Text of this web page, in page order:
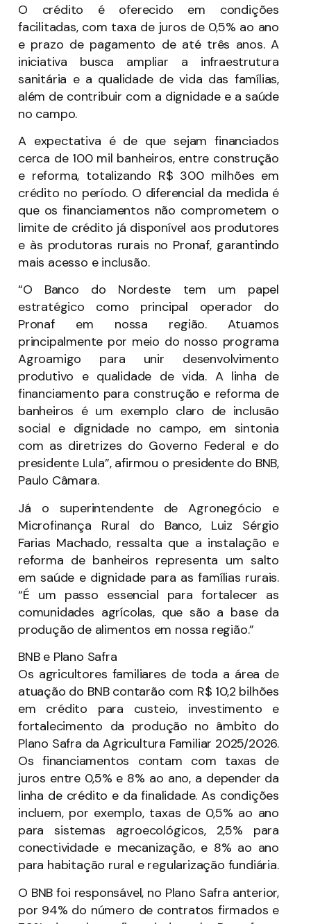
O crédito é oferecido em condições
facilitadas, com taxa de juros de 0,5% ao ano
e prazo de pagamento de até três anos. A
iniciativa busca ampliar a infraestrutura
sanitária e a qualidade de vida das famílias,
além de contribuir com a dignidade e a saúde
no campo.
A expectativa é de que sejam financiados
cerca de 100 mil banheiros, entre construção
e reforma, totalizando R$ 300 milhões em
crédito no período. O diferencial da medida é
que os financiamentos não comprometem o
limite de crédito já disponível aos produtores
e às produtoras rurais no Pronaf, garantindo
mais acesso e inclusão.
“O Banco do Nordeste tem um papel
estratégico como principal operador do
Pronaf em nossa região. Atuamos
principalmente por meio do nosso programa
Agroamigo para unir desenvolvimento
produtivo e qualidade de vida. A linha de
financiamento para construção e reforma de
banheiros é um exemplo claro de inclusão
social e dignidade no campo, em sintonia
com as diretrizes do Governo Federal e do
presidente Lula”, afirmou o presidente do BNB,
Paulo Câmara.
Já o superintendente de Agronegócio e
Microfinança Rural do Banco, Luiz Sérgio
Farias Machado, ressalta que a instalação e
reforma de banheiros representa um salto
em saúde e dignidade para as famílias rurais.
“É um passo essencial para fortalecer as
comunidades agrícolas, que são a base da
produção de alimentos em nossa região.”
BNB e Plano Safra
Os agricultores familiares de toda a área de
atuação do BNB contarão com R$ 10,2 bilhões
em crédito para custeio, investimento e
fortalecimento da produção no âmbito do
Plano Safra da Agricultura Familiar 2025/2026.
Os financiamentos contam com taxas de
juros entre 0,5% e 8% ao ano, a depender da
linha de crédito e da finalidade. As condições
incluem, por exemplo, taxas de 0,5% ao ano
para sistemas agroecológicos, 2,5% para
conectividade e mecanização, e 8% ao ano
para habitação rural e regularização fundiária.
O BNB foi responsável, no Plano Safra anterior,
por 94% do número de contratos firmados e